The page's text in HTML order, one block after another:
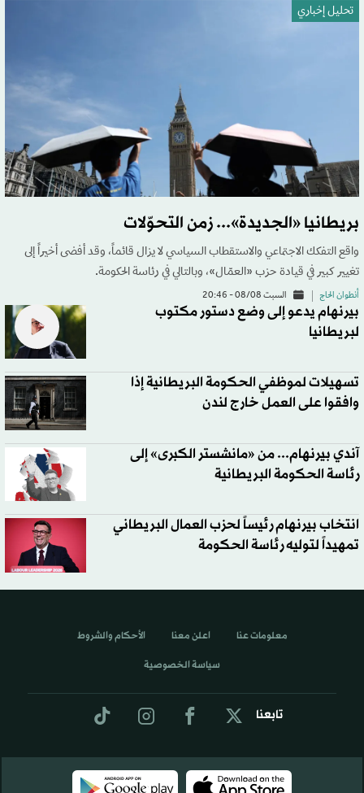
تحليل إخباري
بريطانيا «الجديدة»... زمن التحوّلات
واقع التفكك الاجتماعي والاستقطاب السياسي لا يزال قائماً، وقد أفضى أخيراً إلى
تغيير كبير في قيادة حزب «العمّال»، وبالتالي في رئاسة الحكومة.
أنطوان الحاج السبت 08/08 - 20:46
بيرنهام يدعو إلى وضع دستور مكتوب
لبريطانيا
تسهيلات لموظفي الحكومة البريطانية إذا
وافقوا على العمل خارج لندن
آندي بيرنهام... من «مانشستر الكبرى» إلى
رئاسة الحكومة البريطانية
انتخاب بيرنهام رئيساً لحزب العمال البريطاني
تمهيداً لتوليه رئاسة الحكومة
تابعنا
معلومات عنا اعلن معنا الأحكام والشروط
سياسة الخصوصية